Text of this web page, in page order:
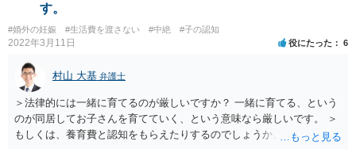
す。
#婚外の妊娠 #生活費を渡さない #中絶 #子の認知
2022年3月11日 役にたった 6
村山 大基 弁護士
＞法律的には一緒に育てるのが厳しいですか？ 一緒に育てる、という
のが同居してお子さんを育てていく、という意味なら厳しいです。 ＞
もしくは、養育費と認知をもらえたりするのでしょうか、 相手が認知